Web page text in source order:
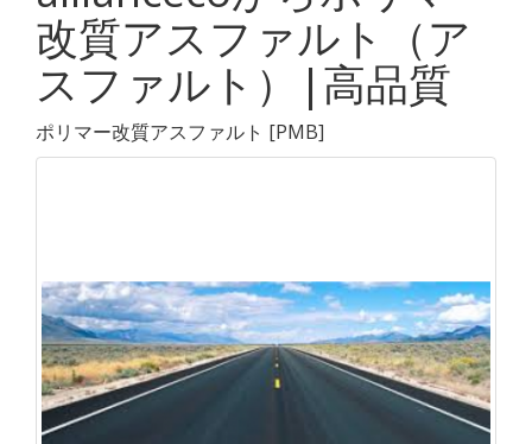
改質アスファルト（ア
スファルト）|高品質
ポリマー改質アスファルト [PMB]